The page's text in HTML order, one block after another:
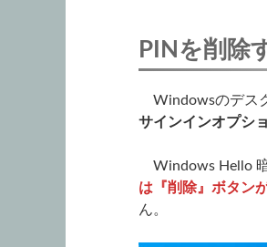
PINを削除
Windowsのデス
サインインオプシ
Windows Hello 暗
は『削除』ボタン
ん。